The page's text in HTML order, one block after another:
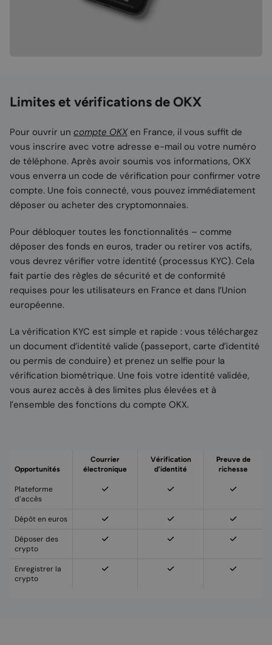
Limites et vérifications de OKX
Pour ouvrir un compte OKXen France, il vous suffit de
vous inscrire avec votre adresse e-mail ou votre numéro
de téléphone. Après avoir soumis vos informations, OKX
vous enverra un code de vérification pour confirmer votre
compte. Une fois connecté, vous pouvez immédiatement
déposer ou acheter des cryptomonnaies.
Pour débloquer toutes les fonctionnalités – comme
déposer des fonds en euros, trader ou retirer vos actifs,
vous devrez vérifier votre identité (processus KYC). Cela
fait partie des règles de sécurité et de conformité
requises pour les utilisateurs en France et dans l’Union
européenne.
La vérification KYC est simple et rapide : vous téléchargez
un document d’identité valide (passeport, carte d’identité
ou permis de conduire) et prenez un selfie pour la
vérification biométrique. Une fois votre identité validée,
vous aurez accès à des limites plus élevées et à
l’ensemble des fonctions du compte OKX.
Opportunités
Courrier
électronique
Vérification
d’identité
Preuve de
richesse
Plateforme
d’accès
Dépôt en euros
Déposer des
crypto
Enregistrer la
crypto